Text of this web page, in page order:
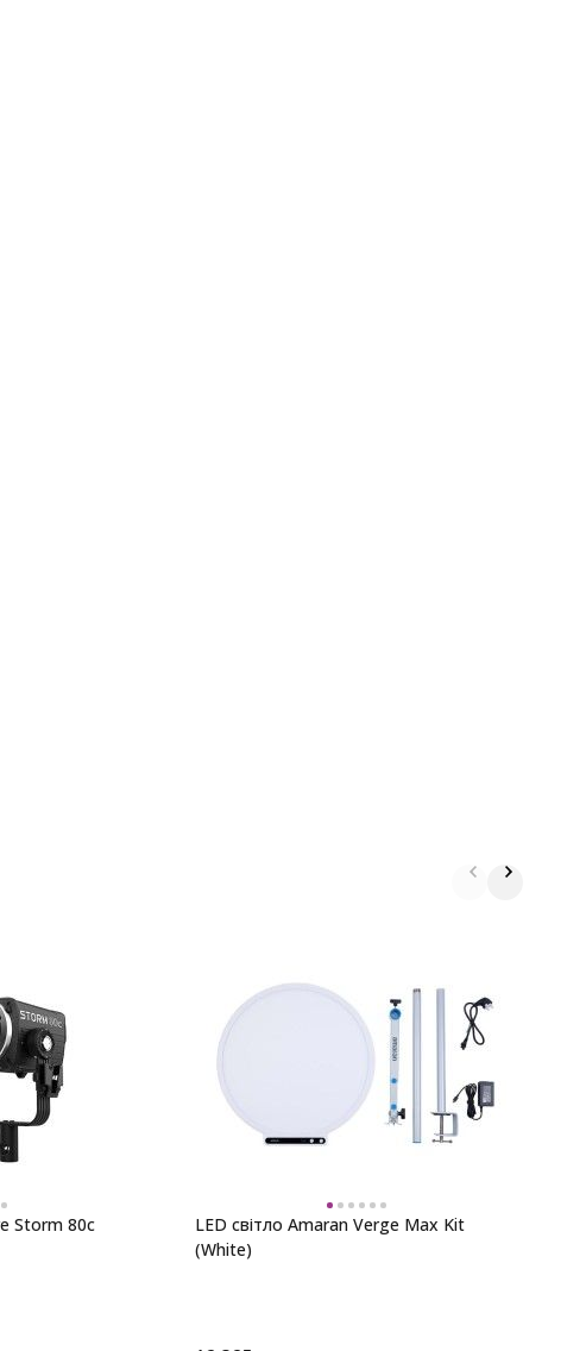
Storm 80c
LED світло Amaran Verge Max Kit
(White)